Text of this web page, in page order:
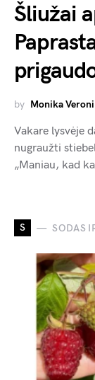
Šliužai
by Monika
Vakare lysvėje
nugraužti
„Maniau, kad
S SODAS